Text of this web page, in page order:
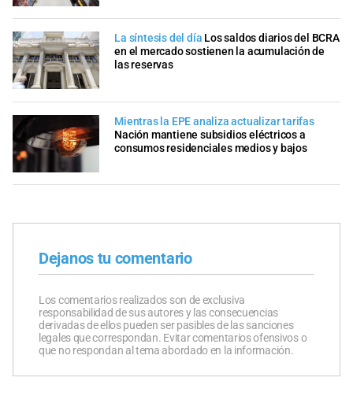
La síntesis del día Los saldos diarios del BCRA
en el mercado sostienen la acumulación de
las reservas
Mientras la EPE analiza actualizar tarifas
Nación mantiene subsidios eléctricos a
consumos residenciales medios y bajos
Dejanos tu comentario
Los comentarios realizados son de exclusiva
responsabilidad de sus autores y las consecuencias
derivadas de ellos pueden ser pasibles de las sanciones
legales que correspondan. Evitar comentarios ofensivos o
que no respondan al tema abordado en la información.